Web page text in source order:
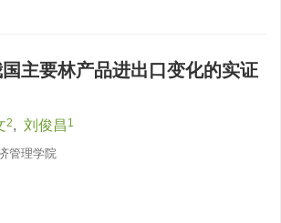
主要林产品进出口变化的实证
2, 刘俊昌 1
管理学院